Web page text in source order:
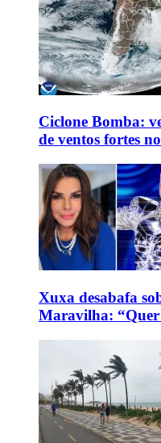
Ciclone Bomba:
de ventos fortes
Xuxa desabafa
Maravilha: “Quer